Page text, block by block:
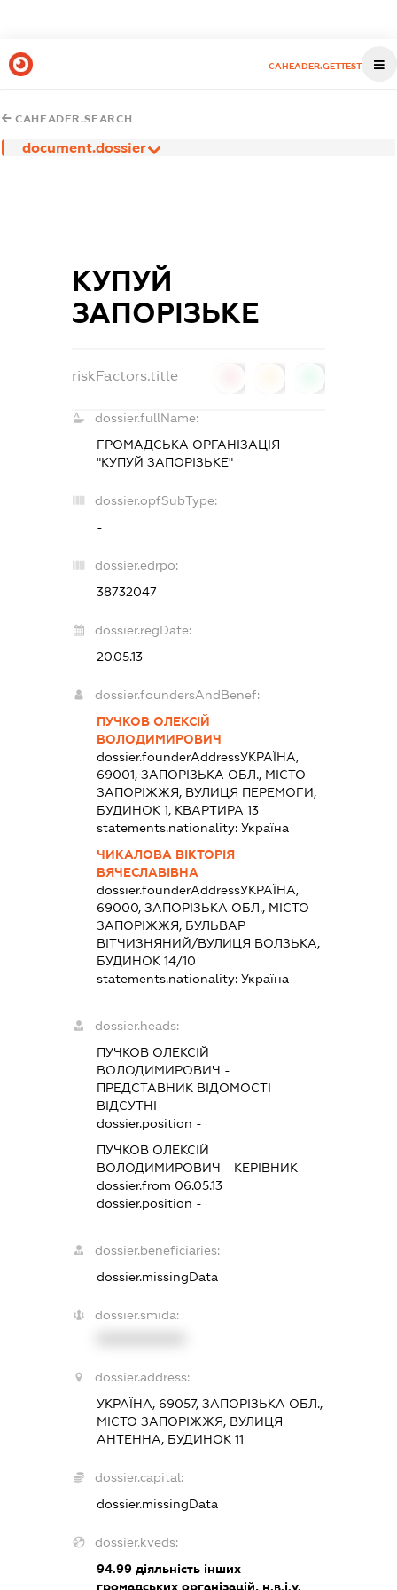
CAHEADER.GETTEST
CAHEADER.SEARCH
document.dossier
КУПУЙ
ЗАПОРІЗЬКЕ
riskFactors.title
dossier.fullName:
ГРОМАДСЬКА ОРГАНІЗАЦІЯ
"КУПУЙ ЗАПОРІЗЬКЕ"
dossier.opfSubType:
-
dossier.edrpo:
38732047
dossier.regDate:
20.05.13
dossier.foundersAndBenef:
ПУЧКОВ ОЛЕКСІЙ
ВОЛОДИМИРОВИЧ
dossier.founderAddressУКРАЇНА,
69001, ЗАПОРІЗЬКА ОБЛ., МІСТО
ЗАПОРІЖЖЯ, ВУЛИЦЯ ПЕРЕМОГИ,
БУДИНОК 1, КВАРТИРА 13
statements.nationality:Україна
ЧИКАЛОВА ВІКТОРІЯ
ВЯЧЕСЛАВІВНА
dossier.founderAddressУКРАЇНА,
69000, ЗАПОРІЗЬКА ОБЛ., МІСТО
ЗАПОРІЖЖЯ, БУЛЬВАР
ВІТЧИЗНЯНИЙ/ВУЛИЦЯ ВОЛЗЬКА,
БУДИНОК 14/10
statements.nationality:Україна
dossier.heads:
ПУЧКОВ ОЛЕКСІЙ
ВОЛОДИМИРОВИЧ -
ПРЕДСТАВНИК ВІДОМОСТІ
ВІДСУТНІ
dossier.position -
ПУЧКОВ ОЛЕКСІЙ
ВОЛОДИМИРОВИЧ - КЕРІВНИК -
dossier.from 06.05.13
dossier.position -
dossier.beneficiaries:
dossier.missingData
dossier.smida:
dossier.address:
УКРАЇНА, 69057, ЗАПОРІЗЬКА ОБЛ.,
МІСТО ЗАПОРІЖЖЯ, ВУЛИЦЯ
АНТЕННА, БУДИНОК 11
dossier.capital:
dossier.missingData
dossier.kveds:
94.99 діяльність інших
громадських організацій, н.в.і.у.